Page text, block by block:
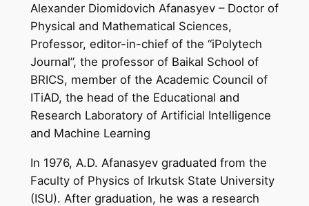
Alexander Diomidovich Afanasyev – Doctor of
Physical and Mathematical Sciences,
Professor, editor-in-chief of the “iPolytech
Journal”, the professor of Baikal School of
BRICS, member of the Academic Council of
ITiAD, the head of the Educational and
Research Laboratory of Artificial Intelligence
and Machine Learning
In 1976, A.D. Afanasyev graduated from the
Faculty of Physics of Irkutsk State University
(ISU). After graduation, he was a research